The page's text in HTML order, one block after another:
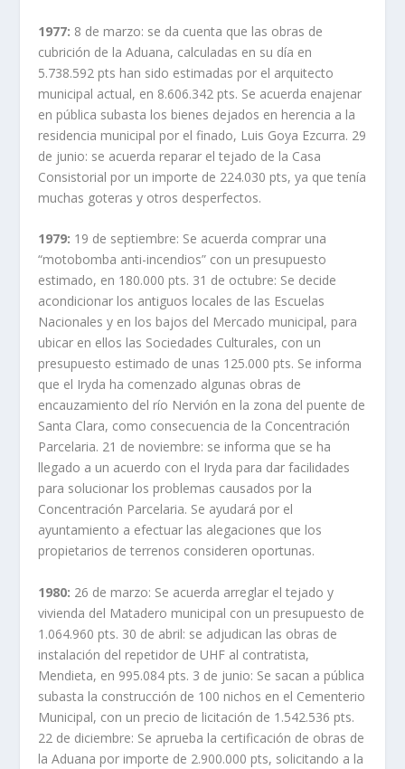
1977: 8 de marzo: se da cuenta que las obras de
cubrición de la Aduana, calculadas en su día en
5.738.592 pts han sido estimadas por el arquitecto
municipal actual, en 8.606.342 pts. Se acuerda enajenar
en pública subasta los bienes dejados en herencia a la
residencia municipal por el finado, Luis Goya Ezcurra. 29
de junio: se acuerda reparar el tejado de la Casa
Consistorial por un importe de 224.030 pts, ya que tenía
muchas goteras y otros desperfectos.
1979: 19 de septiembre: Se acuerda comprar una
“motobomba anti-incendios” con un presupuesto
estimado, en 180.000 pts. 31 de octubre: Se decide
acondicionar los antiguos locales de las Escuelas
Nacionales y en los bajos del Mercado municipal, para
ubicar en ellos las Sociedades Culturales, con un
presupuesto estimado de unas 125.000 pts. Se informa
que el Iryda ha comenzado algunas obras de
encauzamiento del río Nervión en la zona del puente de
Santa Clara, como consecuencia de la Concentración
Parcelaria. 21 de noviembre: se informa que se ha
llegado a un acuerdo con el Iryda para dar facilidades
para solucionar los problemas causados por la
Concentración Parcelaria. Se ayudará por el
ayuntamiento a efectuar las alegaciones que los
propietarios de terrenos consideren oportunas.
1980: 26 de marzo: Se acuerda arreglar el tejado y
vivienda del Matadero municipal con un presupuesto de
1.064.960 pts. 30 de abril: se adjudican las obras de
instalación del repetidor de UHF al contratista,
Mendieta, en 995.084 pts. 3 de junio: Se sacan a pública
subasta la construcción de 100 nichos en el Cementerio
Municipal, con un precio de licitación de 1.542.536 pts.
22 de diciembre: Se aprueba la certificación de obras de
la Aduana por importe de 2.900.000 pts, solicitando a la